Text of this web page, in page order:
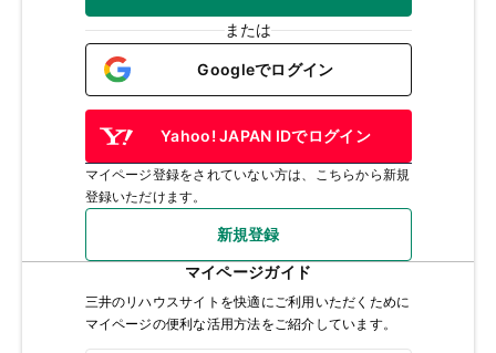
または
Googleでログイン
Yahoo! JAPAN IDでログイン
マイページ登録をされていない方は、こちらから新規
登録いただけます。
新規登録
マイページガイド
三井のリハウスサイトを快適にご利用いただくために
マイページの便利な活用方法をご紹介しています。